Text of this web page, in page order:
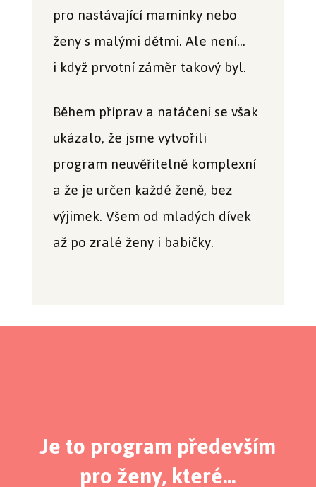
pro nastávající maminky nebo
ženy s malými dětmi. Ale není…
i když prvotní záměr takový byl.
Během příprav a natáčení se však
ukázalo, že jsme vytvořili
program neuvěřitelně komplexní
a že je určen každé ženě, bez
výjimek. Všem od mladých dívek
až po zralé ženy i babičky.
Je to program především
pro ženy, které...